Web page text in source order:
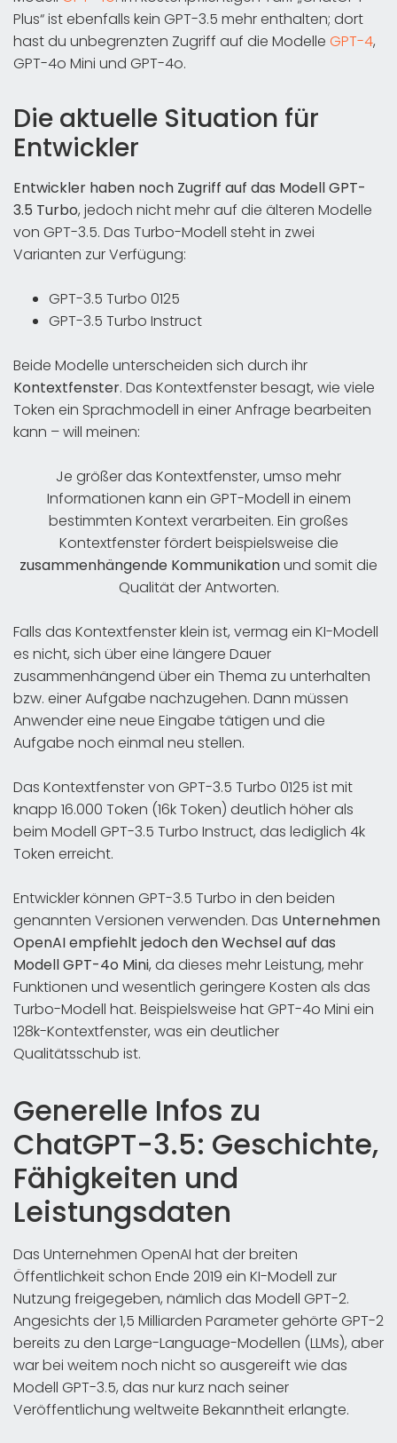
Plus“ ist ebenfalls kein GPT-3.5 mehr enthalten; dort
hast du unbegrenzten Zugriff auf die Modelle GPT-4,
GPT-4o Mini und GPT-4o.
Die aktuelle Situation für
Entwickler
Entwickler haben noch Zugriff auf das Modell GPT-
3.5 Turbo, jedoch nicht mehr auf die älteren Modelle
von GPT-3.5. Das Turbo-Modell steht in zwei
Varianten zur Verfügung:
GPT-3.5 Turbo 0125
GPT-3.5 Turbo Instruct
Beide Modelle unterscheiden sich durch ihr
Kontextfenster. Das Kontextfenster besagt, wie viele
Token ein Sprachmodell in einer Anfrage bearbeiten
kann – will meinen:
Je größer das Kontextfenster, umso mehr
Informationen kann ein GPT-Modell in einem
bestimmten Kontext verarbeiten. Ein großes
Kontextfenster fördert beispielsweise die
zusammenhängende Kommunikationund somit die
Qualität der Antworten.
Falls das Kontextfenster klein ist, vermag ein KI-Modell
es nicht, sich über eine längere Dauer
zusammenhängend über ein Thema zu unterhalten
bzw. einer Aufgabe nachzugehen. Dann müssen
Anwender eine neue Eingabe tätigen und die
Aufgabe noch einmal neu stellen.
Das Kontextfenster von GPT-3.5 Turbo 0125 ist mit
knapp 16.000 Token (16k Token) deutlich höher als
beim Modell GPT-3.5 Turbo Instruct, das lediglich 4k
Token erreicht.
Entwickler können GPT-3.5 Turbo in den beiden
genannten Versionen verwenden. Das Unternehmen
OpenAI empfiehlt jedoch den Wechsel auf das
Modell GPT-4o Mini, da dieses mehr Leistung, mehr
Funktionen und wesentlich geringere Kosten als das
Turbo-Modell hat. Beispielsweise hat GPT-4o Mini ein
128k-Kontextfenster, was ein deutlicher
Qualitätsschub ist.
Generelle Infos zu
ChatGPT-3.5: Geschichte,
Fähigkeiten und
Leistungsdaten
Das Unternehmen OpenAI hat der breiten
Öffentlichkeit schon Ende 2019 ein KI-Modell zur
Nutzung freigegeben, nämlich das Modell GPT-2.
Angesichts der 1,5 Milliarden Parameter gehörte GPT-2
bereits zu den Large-Language-Modellen (LLMs), aber
war bei weitem noch nicht so ausgereift wie das
Modell GPT-3.5, das nur kurz nach seiner
Veröffentlichung weltweite Bekanntheit erlangte.